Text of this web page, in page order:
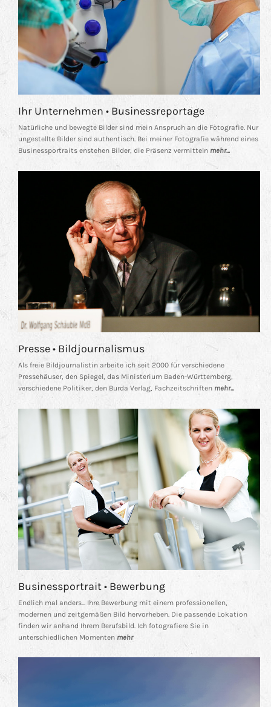
Ihr Unternehmen • Businessreportage
Natürliche und bewegte Bilder sind mein Anspruch an die Fotografie. Nur
ungestellte Bilder sind authentisch. Bei meiner Fotografie während eines
Businessportraits enstehen Bilder, die Präsenz vermitteln mehr...
Presse • Bildjournalismus
Als freie Bildjournalistin arbeite ich seit 2000 für verschiedene
Pressehäuser, den Spiegel, das Ministerium Baden-Württemberg,
verschiedene Politiker, den Burda Verlag, Fachzeitschriften mehr...
Businessportrait • Bewerbung
Endlich mal anders... Ihre Bewerbung mit einem professionellen,
modernen und zeitgemäßen Bild hervorheben. Die passende Lokation
finden wir anhand Ihrem Berufsbild. Ich fotografiere Sie in
unterschiedlichen Momenten mehr